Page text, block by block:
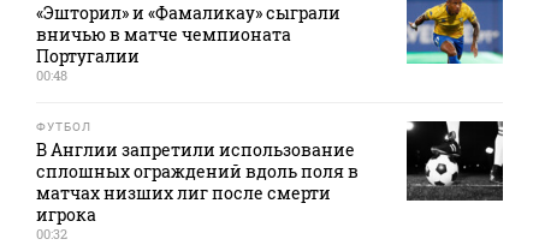
«Эшторил» и «Фамаликау» сыграли
вничью в матче чемпионата
Португалии
00:48
ФУТБОЛ
В Англии запретили использование
сплошных ограждений вдоль поля в
матчах низших лиг после смерти
игрока
00:32